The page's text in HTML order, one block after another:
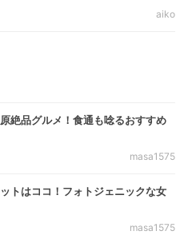
aiko
絶品グルメ！食通も唸るおすすめ
masa1575
トはココ！フォトジェニックな女
masa1575